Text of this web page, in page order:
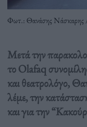
Φωτ.: Θανάσης Νάσκαρης
Μετά την
το Olafaq
και θεατρολόγο,
λέμε, την
και για την